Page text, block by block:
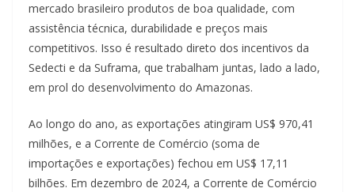
mercado brasileiro produtos de boa qualidade, com
assistência técnica, durabilidade e preços mais
competitivos. Isso é resultado direto dos incentivos da
Sedecti e da Suframa, que trabalham juntas, lado a lado,
em prol do desenvolvimento do Amazonas.
Ao longo do ano, as exportações atingiram US$ 970,41
milhões, e a Corrente de Comércio (soma de
importações e exportações) fechou em US$ 17,11
bilhões. Em dezembro de 2024, a Corrente de Comércio